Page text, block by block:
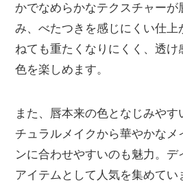
かでなめらかなテクスチャーが
み、べたつきを感じにくい仕上
ねても重たくなりにくく、透け
色を楽しめます。
また、唇本来の色となじみや
チュラルメイクから華やかなメ
ンに合わせやすいのも魅力。デ
アイテムとして人気を集めてい